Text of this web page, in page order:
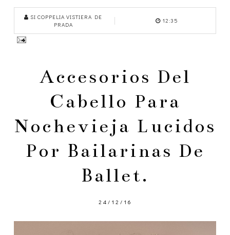
SI COPPELIA VISTIERA DE
PRADA
12:35
Accesorios Del
Cabello Para
Nochevieja Lucidos
Por Bailarinas De
Ballet.
24/12/16